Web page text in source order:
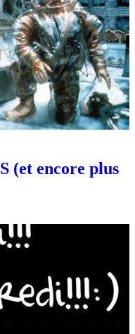
(et encore plus